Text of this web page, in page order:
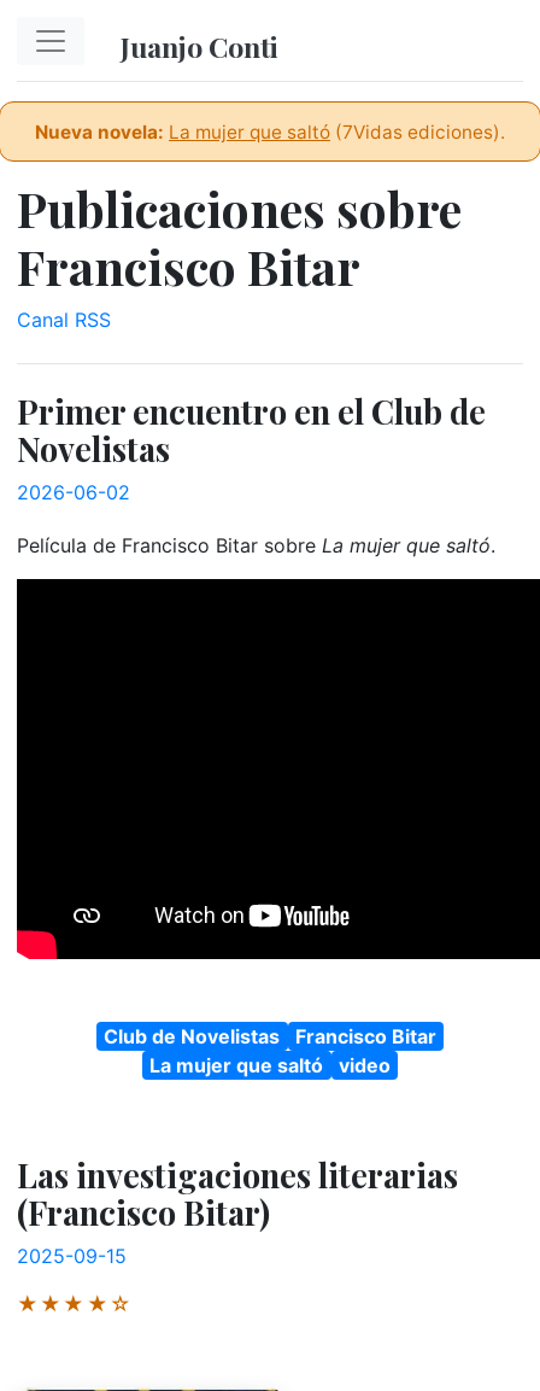
Juanjo Conti
Nueva novela: La mujer que saltó (7Vidas ediciones).
Publicaciones sobre
Francisco Bitar
Canal RSS
Primer encuentro en el Club de
Novelistas
2026-06-02
Película de Francisco Bitar sobre La mujer que saltó.
Club de Novelistas
Francisco Bitar
La mujer que saltó
video
Las investigaciones literarias
(Francisco Bitar)
2025-09-15
★★★★☆